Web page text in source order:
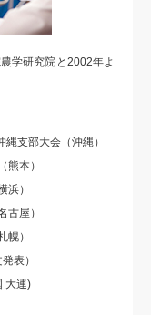
学研究院と2002年よ
支部大会（沖縄）
本）
浜）
屋）
幌）
表）
大連)